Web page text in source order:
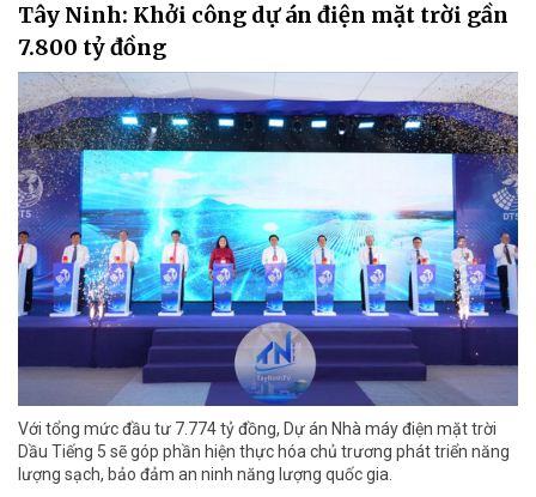
Tây Ninh: Khởi công dự án điện mặt trời gần
7.800 tỷ đồng
Với tổng mức đầu tư 7.774 tỷ đồng, Dự án Nhà máy điện mặt trời
Dầu Tiếng 5 sẽ góp phần hiện thực hóa chủ trương phát triển năng
lượng sạch, bảo đảm an ninh năng lượng quốc gia.